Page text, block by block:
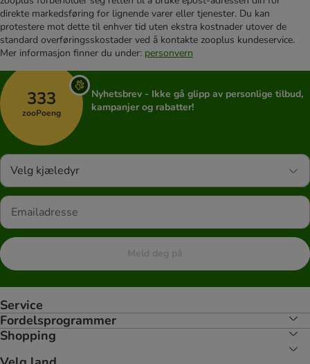
direkte markedsføring for lignende varer eller tjenester. Du kan
protestere mot dette til enhver tid uten ekstra kostnader utover de
standard overføringsskostader ved å kontakte zooplus kundeservice.
Mer informasjon finner du under: personvern
333
zooPoeng
Nyhetsbrev - Ikke gå glipp av personlige tilbud,
kampanjer og rabatter!
Velg kjæledyr
Meld deg på
Service
Fordelsprogrammer
Shopping